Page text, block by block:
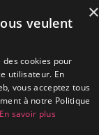
×
veulent
cookies pour
utilisateur. En
vous acceptez tous
à notre Politique
En savoir plus